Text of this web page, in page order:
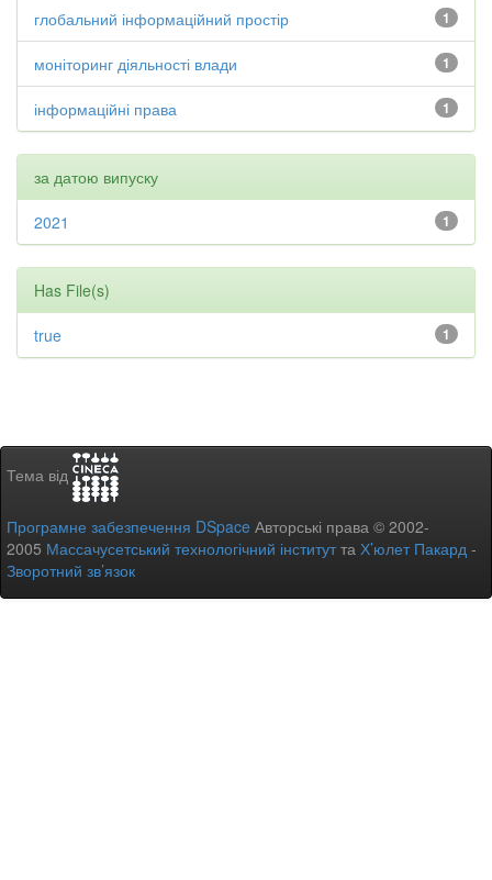
1
глобальний інформаційний простір
1
моніторинг діяльності влади
1
інформаційні права
за датою випуску
1
2021
Has File(s)
1
true
Тема від
Програмне забезпечення DSpace Авторські права © 2002-
2005 Массачусетський технологічний інститутта Х’юлет Пакард -
Зворотний зв’язок